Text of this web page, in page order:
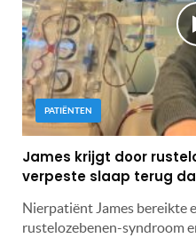
PATIËNTEN
James krijgt door
verpeste slaap terug
Nierpatiënt James bereikte
rustelozebenen-syndroom